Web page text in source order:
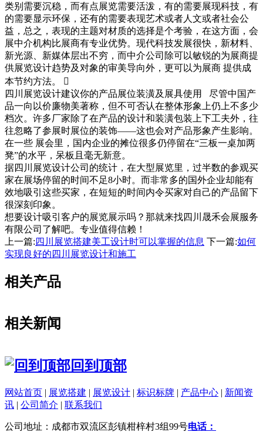
类别需要沉稳，而有点展览需要活泼，有的需要展现科技，有
的需要显示环保，还有的需要表现艺术或者人文或者社会公
益，总之，表现的主题对材质的选择是个考验，在这方面，会
展中介机构比展商有专业优势。现代科技发展很快，新材料、
新光源、新媒体层出不穷，而中介公司除可以敏锐的为展商提
供展览设计趋势及对象的审美导向外，更可以为展商 提供成
本节约方法。 󰀀
四川展览设计建议你的产品展位装潢及展具使用 尽管中国产
品一向以价廉物美著称，但不可否认在整体形象上仍上不多少
档次。许多厂家除了在产品的设计和装潢包装上下工夫外，往
往忽略了参展时展位的装饰——这也会对产品形象产生影响。
在一些 展会里，国内企业的摊位很多仍停留在“三板一桌加两
凳”的水平，呆板且毫无新意。
据四川展览设计公司的统计，在大型展览里，过半数的参观买
家在展场停留的时间不足8小时。而非常多的国外企业却能有
效地吸引这些买家，在短短的时间内令买家对自己的产品留下
很深刻印象。
想要设计吸引客户的展览展示吗？那就来找四川晟禾会展服务
有限公司了解吧。专业值得信赖！
上一篇: 四川展览搭建美工设计时可以掌握的信息 下一篇:如何
实现良好的四川展览设计和施工
相关产品
相关新闻
回到顶部
网站首页 | 展览搭建 | 展览设计 | 标识标牌 | 产品中心 | 新闻资
讯 | 公司简介 | 联系我们
公司地址：成都市双流区彭镇柑梓村3组99号电话：